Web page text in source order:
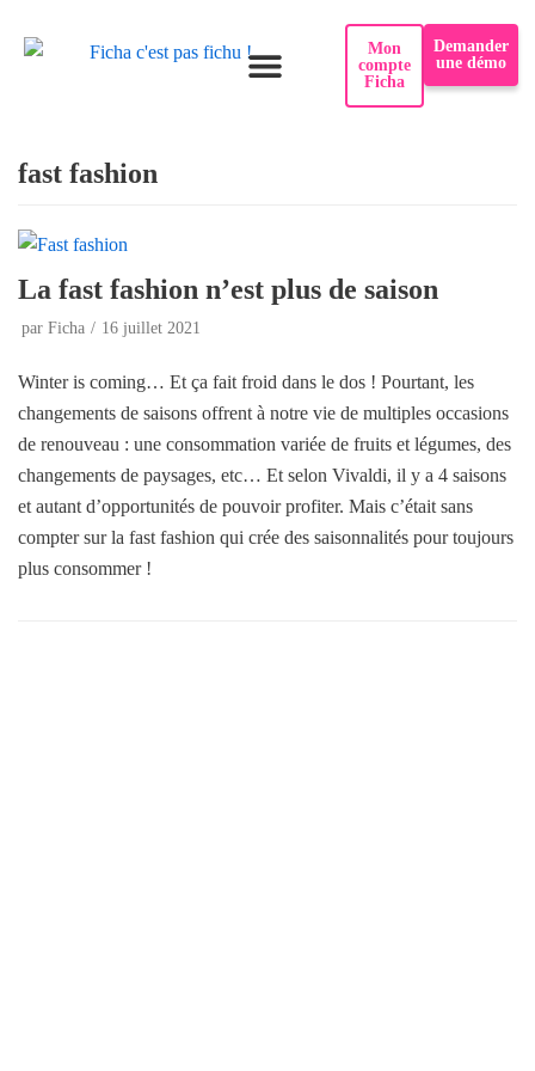
Mon
compte
Ficha
Demander
une démo
fast fashion
La fast fashion n’est plus de saison
par Ficha 16 juillet 2021
Winter is coming… Et ça fait froid dans le dos ! Pourtant, les
changements de saisons offrent à notre vie de multiples occasions
de renouveau : une consommation variée de fruits et légumes, des
changements de paysages, etc… Et selon Vivaldi, il y a 4 saisons
et autant d’opportunités de pouvoir profiter. Mais c’était sans
compter sur la fast fashion qui crée des saisonnalités pour toujours
plus consommer !